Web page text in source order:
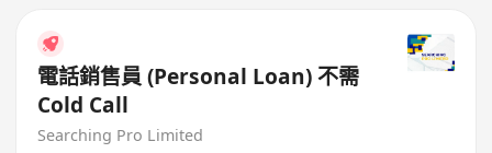
電話銷售員 (Personal Loan) 不需
Cold Call
Searching Pro Limited